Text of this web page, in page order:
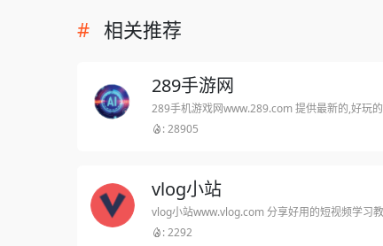
相关推荐
289手游网
: 28905
vlog小站
: 2292